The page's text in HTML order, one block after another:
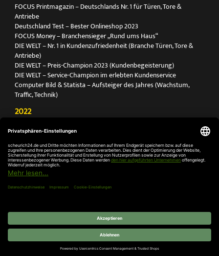
FOCUS Printmagazin – Deutschlands Nr. 1 für Türen, Tore &
Antriebe
Deutschland Test – Bester Onlineshop 2023
FOCUS Money – Branchensieger „Rund ums Haus“
DIE WELT – Nr. 1 in Kundenzufriedenheit (Branche Türen, Tore &
Antriebe)
DIE WELT – Preis-Champion 2023 (Kundenbegeisterung)
DIE WELT – Service-Champion im erlebten Kundenservice
Computer Bild & Statista – Aufsteiger des Jahres (Wachstum,
Traffic, Technik)
2022
Antriebe
Deutschland Test – Bester Onlineshop 2022
FOCUS Money – Branchensieger „Rund ums Haus“
DIE WELT – Service-Champion im erlebten Kundenservice
DIE WELT – Branchengewinner Gold-Rang (Türen, Tore & Antriebe)
© 2026 SCHEURICH GmbH